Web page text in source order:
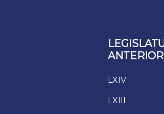
LXIV
LXIII